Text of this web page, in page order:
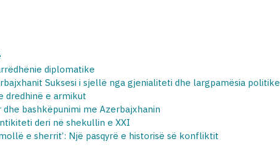
diplomatike
Suksesi i sjellë nga gjenialiteti dhe largpamësia politike
dredhinë e armikut
bashkëpunimi me Azerbajxhanin
deri në shekullin e XXI
e sherrit’: Një pasqyrë e historisë së konfliktit